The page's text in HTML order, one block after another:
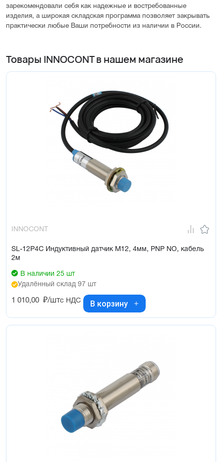
зарекомендовали себя как надежные и востребованные
изделия, а широкая складская программа позволяет закрывать
практически любые Ваши потребности из наличии в России.
Товары INNOCONT в нашем магазине
INNOCONT
SL-12P4C Индуктивный датчик М12, 4мм, PNP NO, кабель
2м
В наличии 25 шт
Удалённый склад 97 шт
1 010,00 ₽/штс НДС В корзину